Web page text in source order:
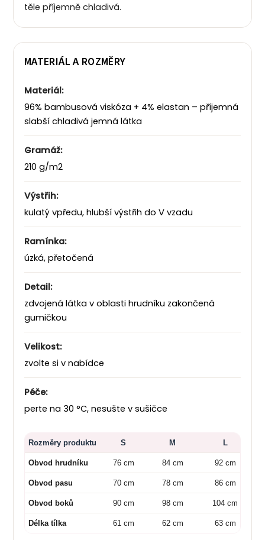
těle příjemně chladivá.
MATERIÁL A ROZMĚRY
Materiál:
96% bambusová viskóza + 4% elastan – příjemná
slabší chladivá jemná látka
Gramáž:
210 g/m2
Výstřih:
kulatý vpředu, hlubší výstřih do V vzadu
Ramínka:
úzká, přetočená
Detail:
zdvojená látka v oblasti hrudníku zakončená
gumičkou
Velikost:
zvolte si v nabídce
Péče:
perte na 30 °C, nesušte v sušičce
Rozměry produktu S M L
Obvod hrudníku 76 cm 84 cm 92 cm
Obvod pasu 70 cm 78 cm 86 cm
Obvod boků 90 cm 98 cm 104 cm
Délka tílka 61 cm 62 cm 63 cm